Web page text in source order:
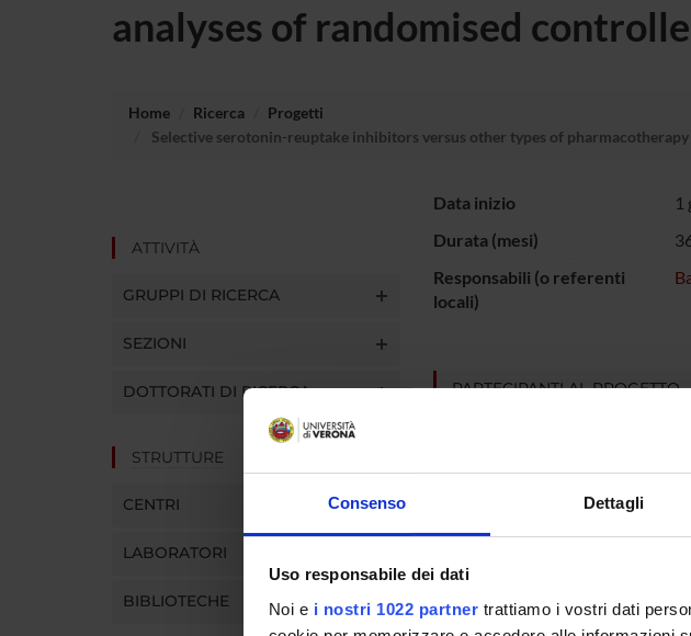
Consenso Dettagli
Uso responsabile dei dati
Noi e i nostri 1022 partner trattiamo i vostri dati
analyses of randomised
Home Ricerca
Progetti
Selective serotonin-reuptake inhibitors versus other types of
ATTIVITÀ
GRUPPI DI RICERCA
SEZIONI
DOTTORATI DI RICERCA
STRUTTURE
CENTRI
LABORATORI
BIBLIOTECHE
Data inizio
1
Durata (mesi)
Responsabili (o referenti
locali)
PARTECIPANTI AL PROGETTO
Psychiatry